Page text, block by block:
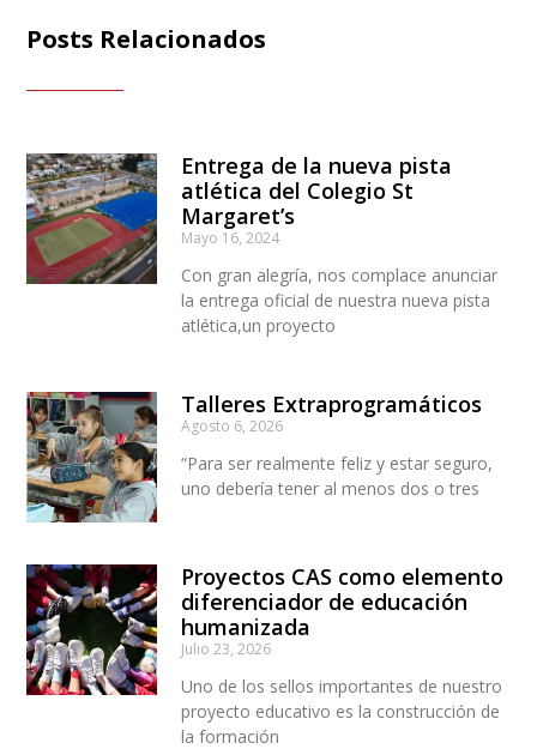
Posts Relacionados
Entrega de la nueva pista
atlética del Colegio St
Margaret’s
Mayo 16, 2024
Con gran alegría, nos complace anunciar
la entrega oficial de nuestra nueva pista
atlética,un proyecto
Talleres Extraprogramáticos
Agosto 6, 2026
“Para ser realmente feliz y estar seguro,
uno debería tener al menos dos o tres
Proyectos CAS como elemento
diferenciador de educación
humanizada
Julio 23, 2026
Uno de los sellos importantes de nuestro
proyecto educativo es la construcción de
la formación